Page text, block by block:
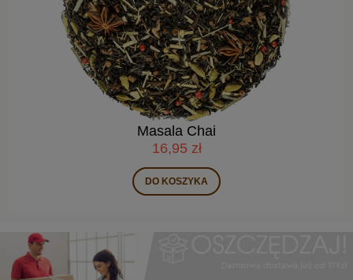
Masala Chai
16,95 zł
DO KOSZYKA